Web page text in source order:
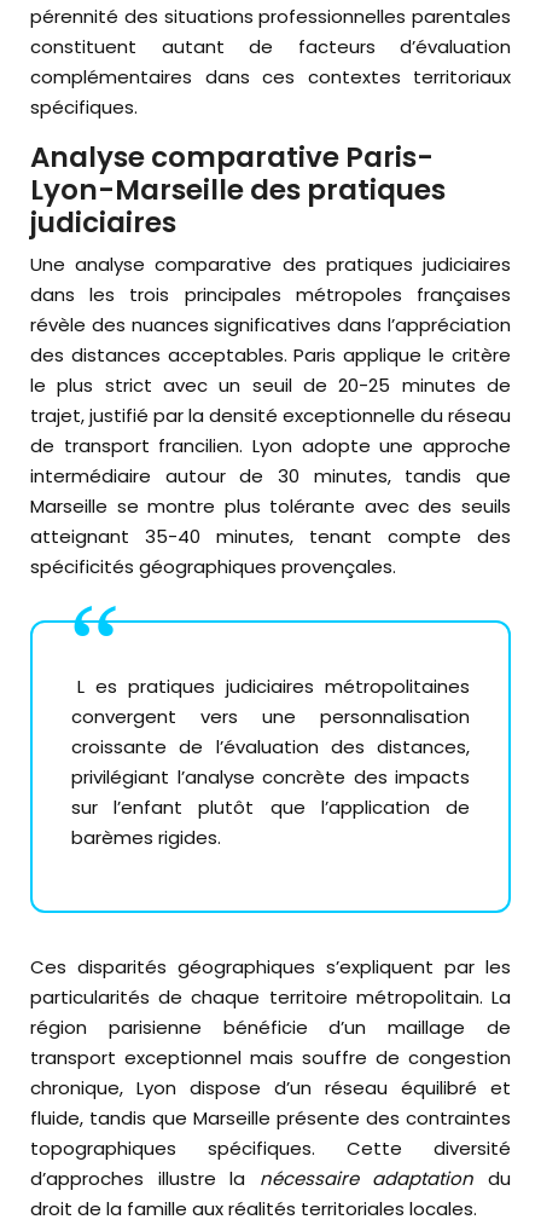
pérennité des situations professionnelles parentales
constituent autant de facteurs d’évaluation
complémentaires dans ces contextes territoriaux
spécifiques.
Analyse comparative Paris-
Lyon-Marseille des pratiques
judiciaires
Une analyse comparative des pratiques judiciaires
dans les trois principales métropoles françaises
révèle des nuances significatives dans l’appréciation
des distances acceptables. Paris applique le critère
le plus strict avec un seuil de 20-25 minutes de
trajet, justifié par la densité exceptionnelle du réseau
de transport francilien. Lyon adopte une approche
intermédiaire autour de 30 minutes, tandis que
Marseille se montre plus tolérante avec des seuils
atteignant 35-40 minutes, tenant compte des
spécificités géographiques provençales.
Les pratiques judiciaires métropolitaines
convergent vers une personnalisation
croissante de l’évaluation des distances,
privilégiant l’analyse concrète des impacts
sur l’enfant plutôt que l’application de
barèmes rigides.
Ces disparités géographiques s’expliquent par les
particularités de chaque territoire métropolitain. La
région parisienne bénéficie d’un maillage de
transport exceptionnel mais souffre de congestion
chronique, Lyon dispose d’un réseau équilibré et
fluide, tandis que Marseille présente des contraintes
topographiques spécifiques. Cette diversité
d’approches illustre la nécessaire adaptationdu
droit de la famille aux réalités territoriales locales.